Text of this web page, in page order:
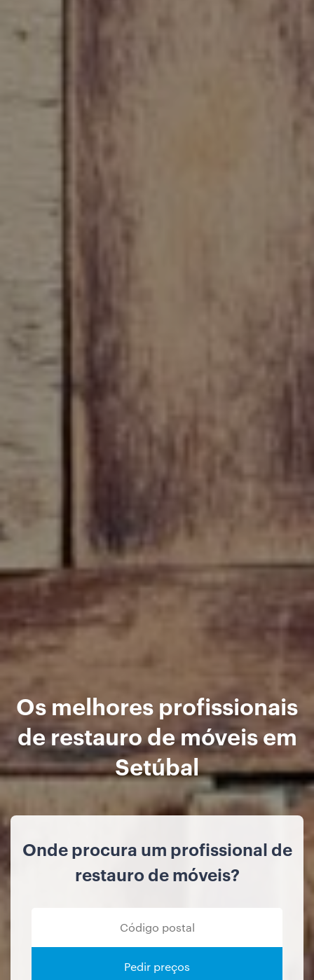
Os melhores profissionais
de restauro de móveis em
Setúbal
Onde procura um profissional de
restauro de móveis?
Pedir preços